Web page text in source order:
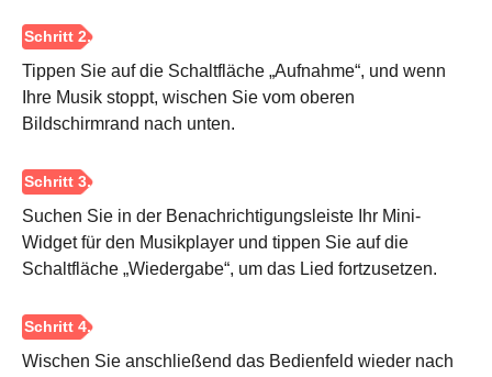
Schritt 3.
Tippen Sie auf die Schaltfläche „Aufnahme“, und wenn
Ihre Musik stoppt, wischen Sie vom oberen
Bildschirmrand nach unten.
Suchen Sie in der Benachrichtigungsleiste Ihr Mini-
Widget für den Musikplayer und tippen Sie auf die
Schaltfläche „Wiedergabe“, um das Lied fortzusetzen.
Wischen Sie anschließend das Bedienfeld wieder nach